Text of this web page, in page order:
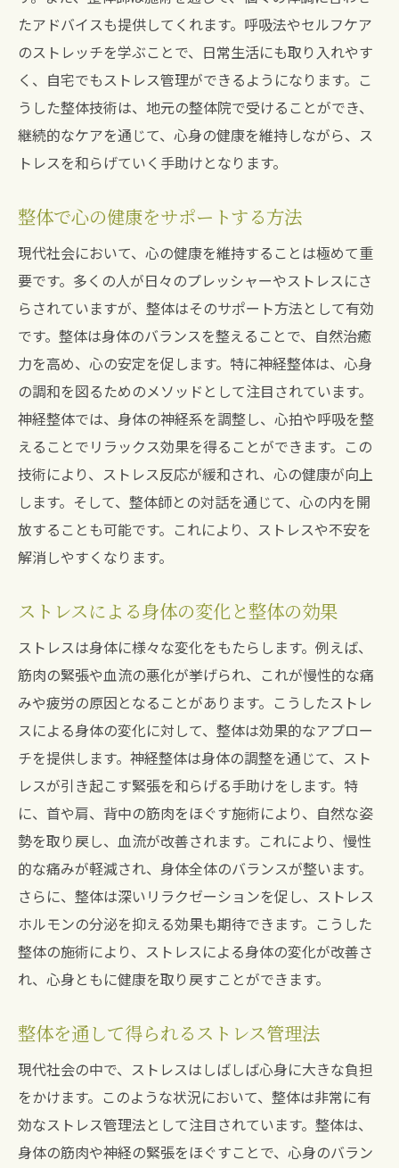
たアドバイスも提供してくれます。呼吸法やセルフケア
のストレッチを学ぶことで、日常生活にも取り入れやす
く、自宅でもストレス管理ができるようになります。こ
うした整体技術は、地元の整体院で受けることができ、
継続的なケアを通じて、心身の健康を維持しながら、ス
トレスを和らげていく手助けとなります。
整体で心の健康をサポートする方法
現代社会において、心の健康を維持することは極めて重
要です。多くの人が日々のプレッシャーやストレスにさ
らされていますが、整体はそのサポート方法として有効
です。整体は身体のバランスを整えることで、自然治癒
力を高め、心の安定を促します。特に神経整体は、心身
の調和を図るためのメソッドとして注目されています。
神経整体では、身体の神経系を調整し、心拍や呼吸を整
えることでリラックス効果を得ることができます。この
技術により、ストレス反応が緩和され、心の健康が向上
します。そして、整体師との対話を通じて、心の内を開
放することも可能です。これにより、ストレスや不安を
解消しやすくなります。
ストレスによる身体の変化と整体の効果
ストレスは身体に様々な変化をもたらします。例えば、
筋肉の緊張や血流の悪化が挙げられ、これが慢性的な痛
みや疲労の原因となることがあります。こうしたストレ
スによる身体の変化に対して、整体は効果的なアプロー
チを提供します。神経整体は身体の調整を通じて、スト
レスが引き起こす緊張を和らげる手助けをします。特
に、首や肩、背中の筋肉をほぐす施術により、自然な姿
勢を取り戻し、血流が改善されます。これにより、慢性
的な痛みが軽減され、身体全体のバランスが整います。
さらに、整体は深いリラクゼーションを促し、ストレス
ホルモンの分泌を抑える効果も期待できます。こうした
整体の施術により、ストレスによる身体の変化が改善さ
れ、心身ともに健康を取り戻すことができます。
整体を通して得られるストレス管理法
現代社会の中で、ストレスはしばしば心身に大きな負担
をかけます。このような状況において、整体は非常に有
効なストレス管理法として注目されています。整体は、
身体の筋肉や神経の緊張をほぐすことで、心身のバラン